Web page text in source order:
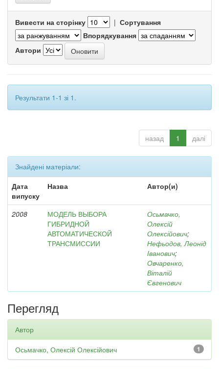
Вивести на сторінку | Сортування
Впорядкування
Автори
Результати 1-1 зі 1.
назад 1 далі
Знайдені матеріали:
Дата
випуску
Назва Автор(и)
2008
МОДЕЛЬ ВЫБОРА
ГИБРИДНОЙ
АВТОМАТИЧЕСКОЙ
ТРАНСМИССИИ
Осьмачко,
Олексій
Олексійович;
Нефьодов, Леонід
Іванович;
Овчаренко,
Віталій
Євгенович
Перегляд
Автор
1
Осьмачко, Олексій Олексійович